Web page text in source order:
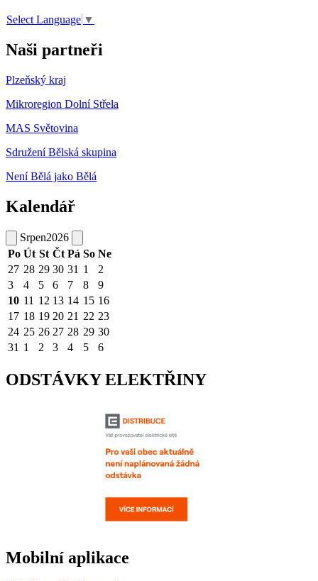
Select Language ▼
Naši partneři
Plzeňský kraj
Mikroregion Dolní Střela
MAS Světovina
Sdružení Bělská skupina
Není Bělá jako Bělá
Kalendář
Srpen2026
Po Út St Čt Pá So Ne
27 28 29 30 31 1
2
3
4 5 6 7 8
9
10 11 12 13 14 15 16
17 18 19 20 21 22 23
24 25 26 27 28 29 30
31 1 2 3 4 5 6
ODSTÁVKY ELEKTŘINY
Mobilní aplikace